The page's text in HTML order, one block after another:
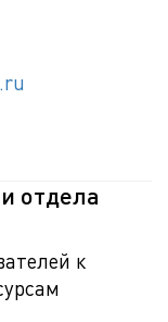
отдела
к